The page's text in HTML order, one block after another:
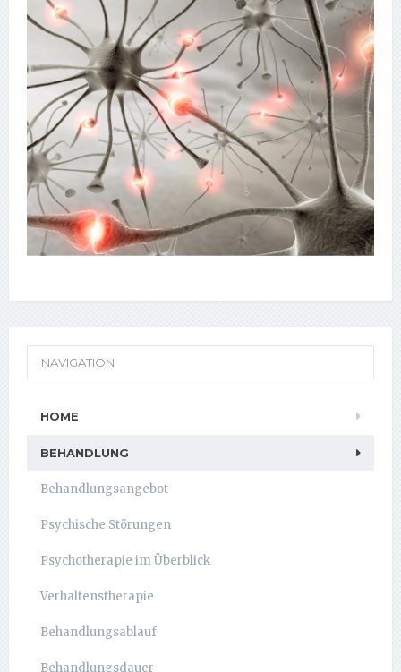
NAVIGATION
HOME
BEHANDLUNG
Behandlungsangebot
Psychische Störungen
Psychotherapie im Überblick
Verhaltenstherapie
Behandlungsablauf
Behandlungsdauer